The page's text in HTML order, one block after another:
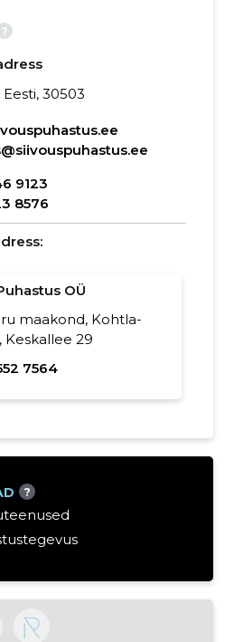
?
Eesti, 30503
9123
8576
OÜ
maakond, Kohtla-
Keskallee 29
7564
?